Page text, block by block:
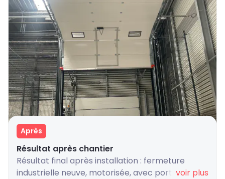
Après
Résultat après chantier
Résultat final après installation : fermeture
industrielle neuve, motorisée, avec portillonvoir plus